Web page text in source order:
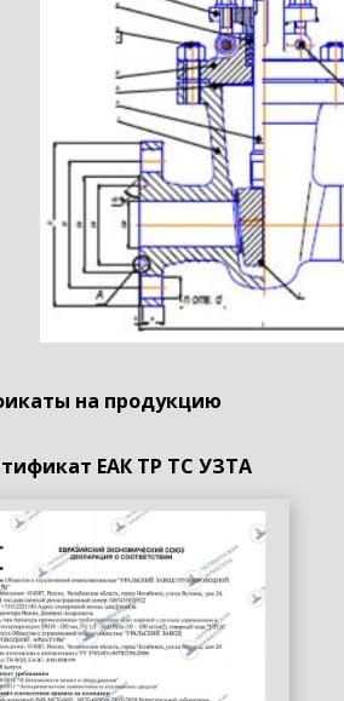
на продукцию
ЕАК ТР ТС УЗТА